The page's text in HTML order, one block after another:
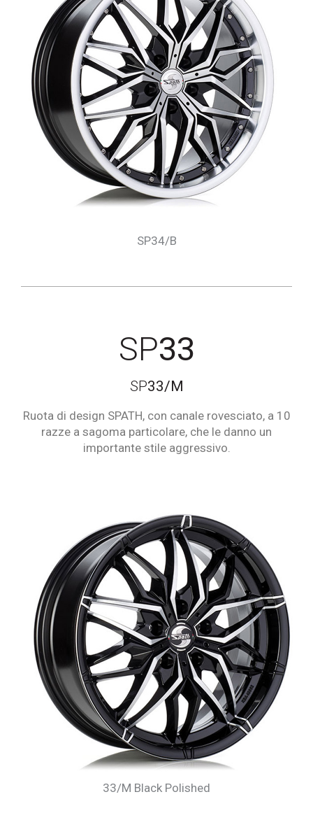
SP34/B
SP33
SP33/M
Ruota di design SPATH, con canale rovesciato, a 10
razze a sagoma particolare, che le danno un
importante stile aggressivo.
33/M Black Polished